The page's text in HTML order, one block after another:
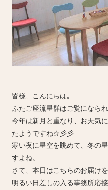
皆様、こんにちは｡
ふたご座流星群はご覧になら
今年は新月と重なり、お天気
たようですね☆彡彡
寒い夜に星空を眺めて、冬の
すよね。
さて、本日はこちらのお届け
明るい日差しの入る事務所応